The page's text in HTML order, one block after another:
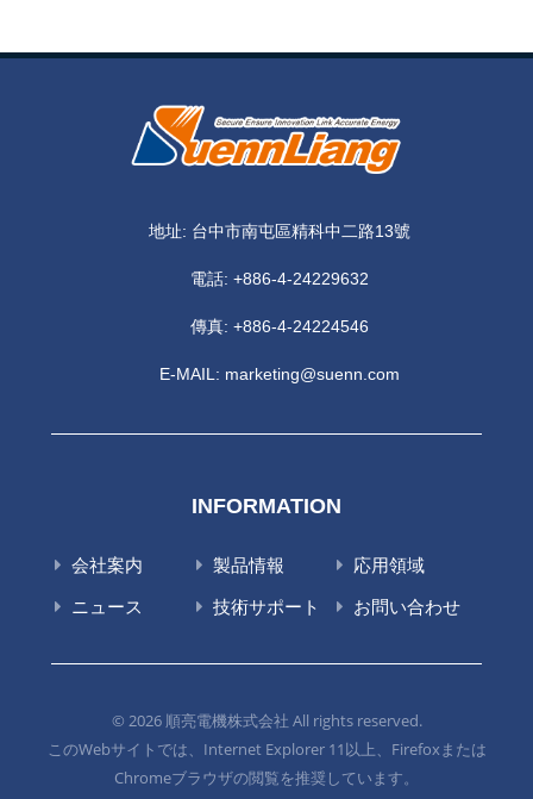
地址: 台中市南屯區精科中二路13號
電話:+886-4-24229632
傳真: +886-4-24224546
E-MAIL: marketing@suenn.com
INFORMATION
会社案内 製品情報
応用領域
ニュース
技術サポート お問い合わせ
© 2026 順亮電機株式会社 All rights reserved.
このWebサイトでは、Internet Explorer 11以上、Firefoxまたは
Chromeブラウザの閲覧を推奨しています。